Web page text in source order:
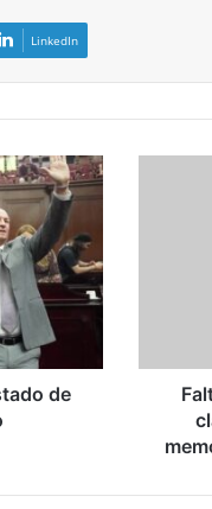
LinkedIn
de
afectando
memoria,